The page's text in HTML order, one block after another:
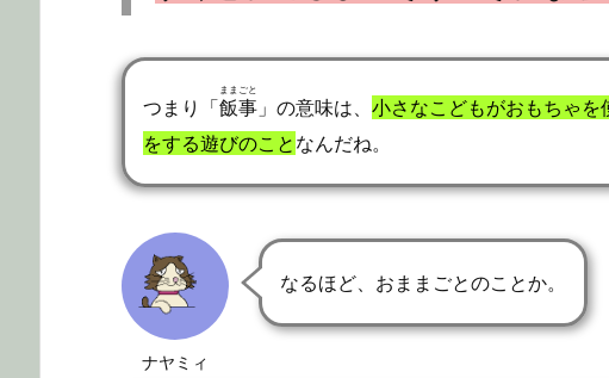
つまり「飯事
ままごと
」の意味は、 小さなこどもがおもちゃを
をする遊びのこと なんだね。
ナヤミィ
なるほど、おままごとのことか。